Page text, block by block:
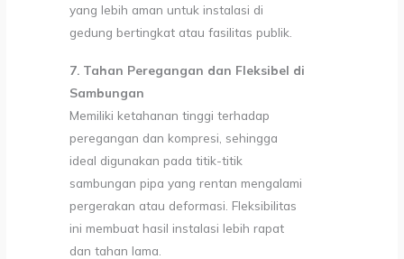
yang lebih aman untuk instalasi di
gedung bertingkat atau fasilitas publik.
7. Tahan Peregangan dan Fleksibel di
Sambungan
Memiliki ketahanan tinggi terhadap
peregangan dan kompresi, sehingga
ideal digunakan pada titik-titik
sambungan pipa yang rentan mengalami
pergerakan atau deformasi. Fleksibilitas
ini membuat hasil instalasi lebih rapat
dan tahan lama.